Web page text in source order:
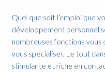
Quel que soit l’emploi que
développement personnel
nombreuses fonctions
vous spécialiser. Le tout
stimulante et riche en